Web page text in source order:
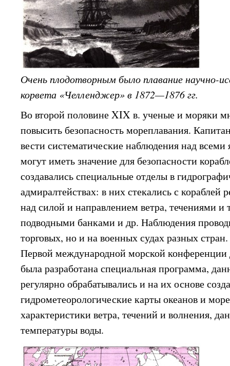
Очень плодотворным было плавание научно-
корвета «Челленджер» в 1872—1876 гг.
Во второй половине XIX в. ученые и моряки
повысить безопасность мореплавания.
вести систематические наблюдения над
могут иметь значение для безопасности
создавались специальные отделы в
адмиралтействах: в них стекались с кораблей
над силой и направлением ветра, течениями
подводными банками и др. Наблюдения
торговых, но и на военных судах разных
Первой международной морской
была разработана специальная программа,
регулярно обрабатывались и на их основе
гидрометеорологические карты океанов и
характеристики ветра, течений и волнения,
температуры воды.